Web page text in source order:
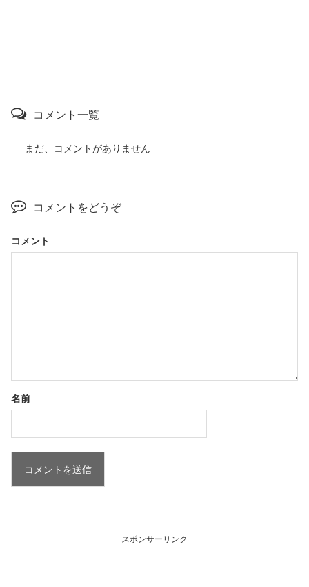
コメント一覧
まだ、コメントがありません
コメントをどうぞ
コメント
名前
スポンサーリンク